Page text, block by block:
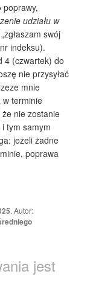
poprawy,
udziału w
swój
indeksu).
4 (czwartek) do
nie przysyłać
mnie
w terminie
że nie zostanie
tym samym
jeżeli żadne
poprawa
. Autor:
jest